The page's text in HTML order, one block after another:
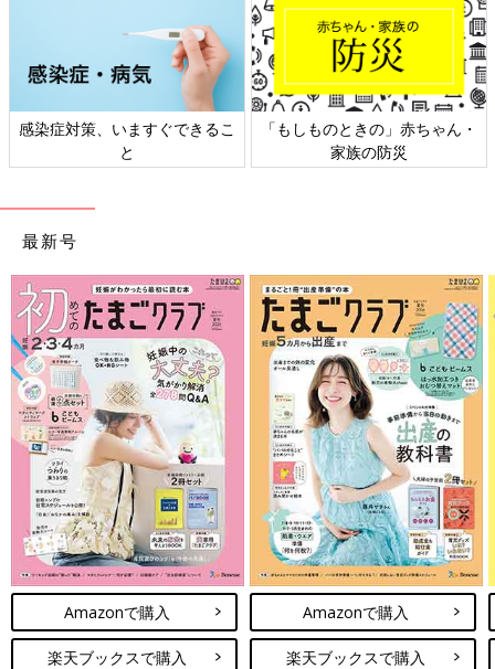
感染症対策、いますぐできるこ
と
「もしものときの」赤ちゃん・
家族の防災
最新号
Amazonで購入
楽天ブックスで購入
Amazonで購入
楽天ブックスで購入